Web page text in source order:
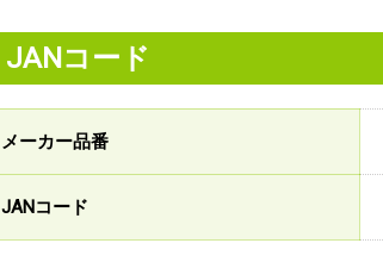
JANコード
メーカー品番
JANコード